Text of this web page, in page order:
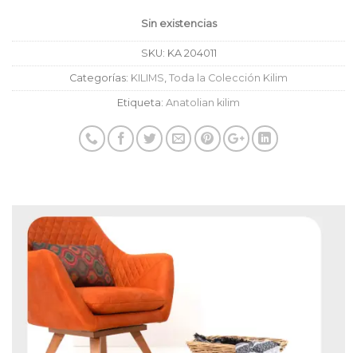
Sin existencias
SKU: KA 204011
Categorías: KILIMS, Toda la Colección Kilim
Etiqueta: Anatolian kilim